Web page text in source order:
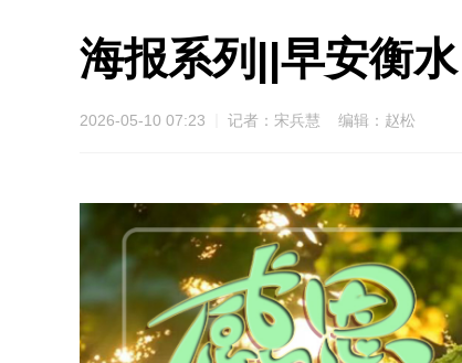
海报系列||早安衡水
2026-05-10 07:23 记者：宋兵慧 编辑：赵松